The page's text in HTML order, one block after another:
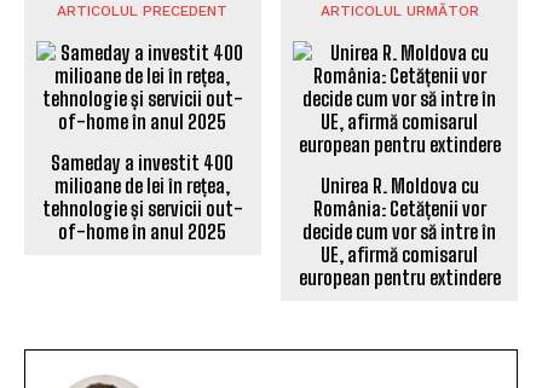
ARTICOLUL PRECEDENT
Sameday a investit 400
milioane de lei în rețea,
tehnologie și servicii out-
of-home în anul 2025
ARTICOLUL URMĂTOR
Unirea R. Moldova cu
România: Cetățenii vor
decide cum vor să intre în
UE, afirmă comisarul
european pentru extindere